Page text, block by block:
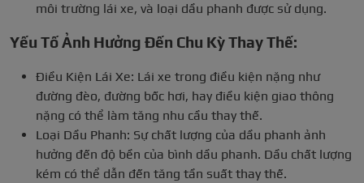
môi trường lái xe, và loại dầu phanh được sử dụng.
Yếu Tố Ảnh Hưởng Đến Chu Kỳ Thay Thế:
Điều Kiện Lái Xe: Lái xe trong điều kiện nặng như
đường đèo, đường bốc hơi, hay điều kiện giao thông
nặng có thể làm tăng nhu cầu thay thế.
Loại Dầu Phanh: Sự chất lượng của dầu phanh ảnh
hưởng đến độ bền của bình dầu phanh. Dầu chất lượng
kém có thể dẫn đến tăng tần suất thay thế.